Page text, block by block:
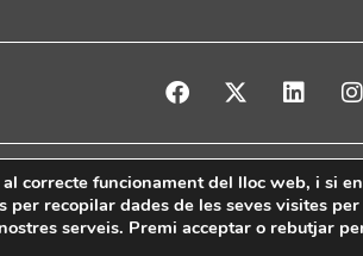
Política de xarxes socialsPolítica de cookies
Copyright © 2026 Bou &
correcte funcionament del lloc web, i si
recopilar dades de les seves visites
serveis. Premi acceptar o rebutjar